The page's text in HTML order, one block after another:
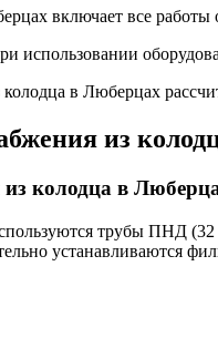
включает все работы
использовании
в Люберцах
из
колодца в
трубы ПНД
устанавливаются